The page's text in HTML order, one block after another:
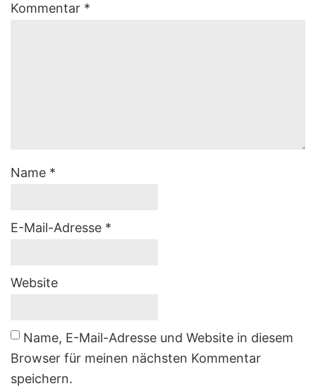
Kommentar *
Name *
E-Mail-Adresse *
Website
Name, E-Mail-Adresse und Website in diesem
Browser für meinen nächsten Kommentar
speichern.